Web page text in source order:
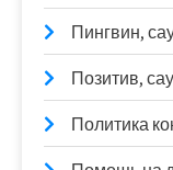
Пингвин,
Позитив,
Политика